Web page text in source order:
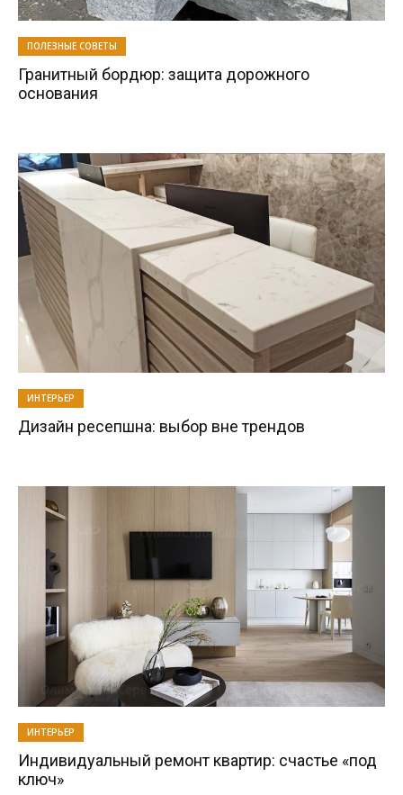
ПОЛЕЗНЫЕ СОВЕТЫ
Гранитный бордюр: защита дорожного
основания
ИНТЕРЬЕР
Дизайн ресепшна: выбор вне трендов
ИНТЕРЬЕР
Индивидуальный ремонт квартир: счастье «под
ключ»